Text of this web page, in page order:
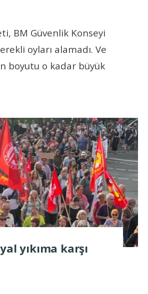
BM Güvenlik Konseyi
oyları alamadı. Ve
boyutu o kadar büyük
yıkıma karşı